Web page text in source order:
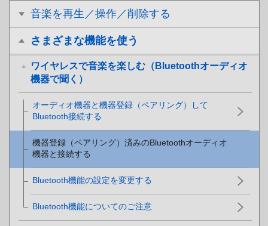
音楽を再生／操作／削除する
さまざまな機能を使う
ワイヤレスで音楽を楽しむ（Bluetoothオーディオ
機器で聞く）
オーディオ機器と機器登録（ペアリング）して
Bluetooth接続する
機器登録（ペアリング）済みのBluetoothオーディオ
機器と接続する
Bluetooth機能の設定を変更する
Bluetooth機能についてのご注意